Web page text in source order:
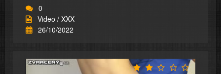
0
Video / XXX
26/10/2022